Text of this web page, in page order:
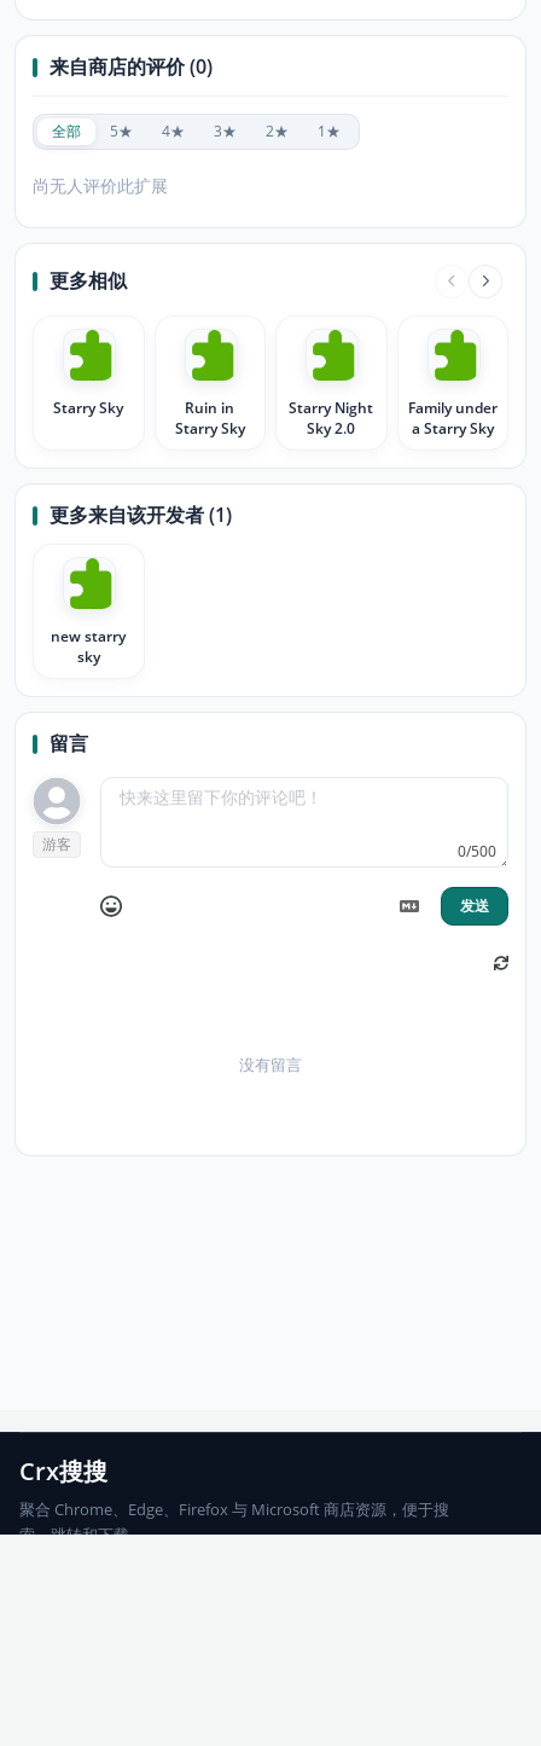
来自商店的评价 (0)
全部 5★ 4★ 3★ 2★ 1★
尚无人评价此扩展
更多相似
Starry Sky
Ruin in
Starry Sky
Starry Night
Sky 2.0
Family under
a Starry Sky
更多来自该开发者 (1)
new starry
sky
留言
游客 0/500
发送
没有留言
Crx搜搜
聚合 Chrome、Edge、Firefox 与 Microsoft 商店资源，便于搜
索、跳转和下载。